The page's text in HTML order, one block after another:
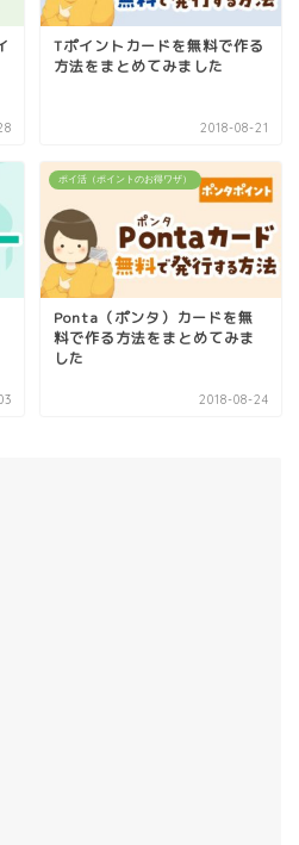
Tポイントカードを無料で作る
方法をまとめてみました
2018-08-21
ポイ活（ポイントのお得ワザ）
Ponta（ポンタ）カードを無
料で作る方法をまとめてみま
した
2018-08-24